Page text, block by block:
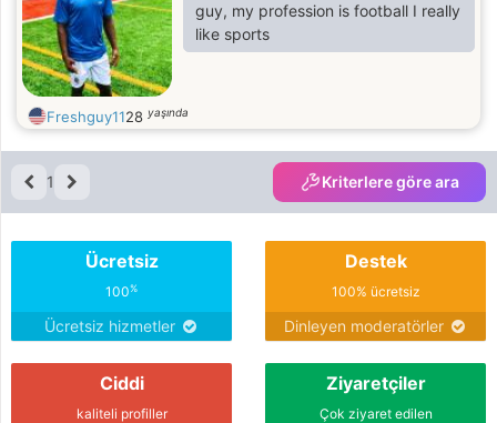
guy, my profession is football I really
like sports
Freshguy1128 yaşında
1 Kriterlere göre ara
Ücretsiz
100%
Ücretsiz hizmetler
Destek
100% ücretsiz
Dinleyen moderatörler
Ciddi
kaliteli profiller
Ziyaretçiler
Çok ziyaret edilen